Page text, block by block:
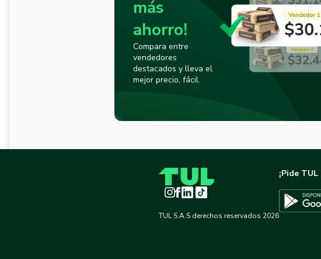
más
ahorro!
Compara entre
vendedores
destacados y lleva el
mejor precio, fácil.
Instagram
Facebook
LinkedInTikTok
TUL S.A.S derechos reservados 2026
¡Pide
Descargar